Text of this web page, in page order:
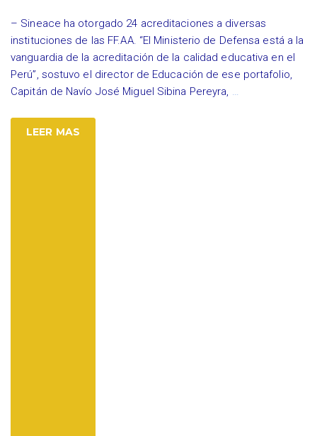
– Sineace ha otorgado 24 acreditaciones a diversas
instituciones de las FF.AA. “El Ministerio de Defensa está a la
vanguardia de la acreditación de la calidad educativa en el
Perú”, sostuvo el director de Educación de ese portafolio,
Capitán de Navío José Miguel Sibina Pereyra, …
LEER MAS